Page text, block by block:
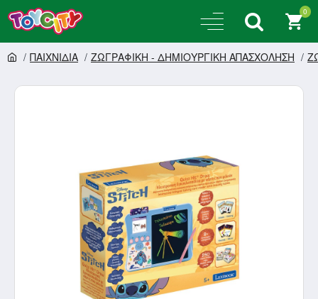
0
ΠΑΙΧΝΙΔΙΑ ΖΩΓΡΑΦΙΚΗ - ΔΗΜΙΟΥΡΓΙΚΗ ΑΠΑΣΧΟΛΗΣΗ